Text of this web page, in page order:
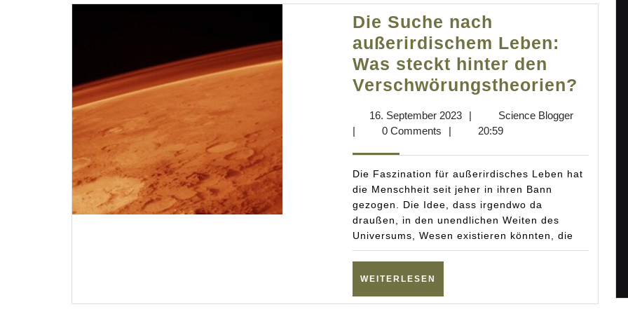
Die Suche nach
außerirdischem Leben:
Was steckt hinter den
Verschwörungstheorien?
den
16. September 202316.
September
| Science BloggerScience
| 0 Comments | 20:59
Die Faszination für außerirdisches Leben hat
die Menschheit seit jeher in ihren Bann
gezogen. Die Idee, dass irgendwo da
draußen, in den unendlichen Weiten des
Universums, Wesen existieren könnten, die
WEITERLESEN